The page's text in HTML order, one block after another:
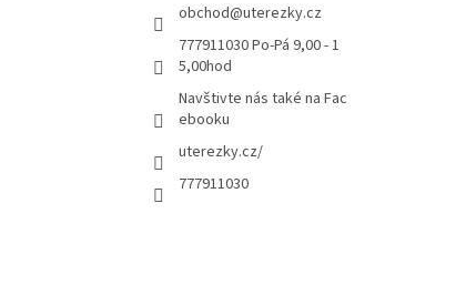
obchod@uterezky.cz
777911030 Po-Pá 9,00 - 1
5,00hod
Navštivte nás také na Fac
ebooku
uterezky.cz/
777911030